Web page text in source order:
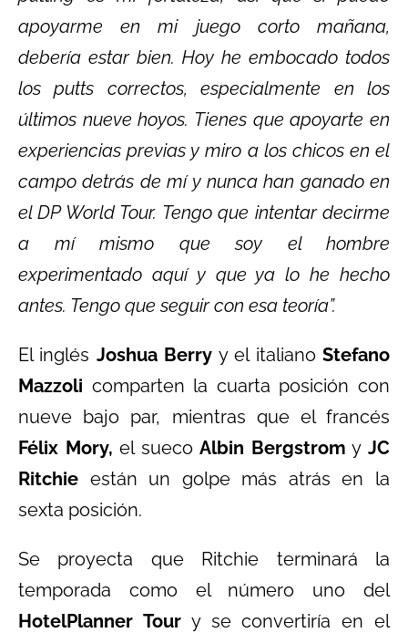
apoyarme en mi juego corto mañana,
debería estar bien. Hoy he embocado todos
los putts correctos, especialmente en los
últimos nueve hoyos. Tienes que apoyarte en
experiencias previas y miro a los chicos en el
campo detrás de mí y nunca han ganado en
el DP World Tour. Tengo que intentar decirme
a mí mismo que soy el hombre
experimentado aquí y que ya lo he hecho
antes. Tengo que seguir con esa teoría”.
El inglés Joshua Berry y el italianoStefano
Mazzoli comparten la cuarta posición con
nueve bajo par, mientras que el francés
Félix Mory, el suecoAlbin Bergstrom yJC
Ritchie están un golpe más atrás en la
sexta posición.
Se proyecta que Ritchie terminará la
temporada como el número uno del
HotelPlanner Toury se convertiría en el